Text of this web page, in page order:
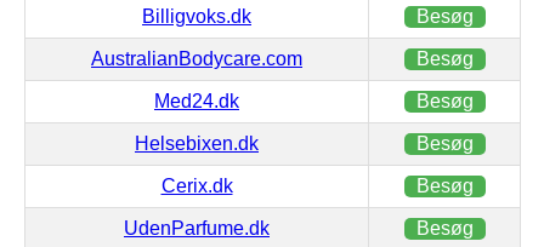
Billigvoks.dk Besøg
AustralianBodycare.com Besøg
Med24.dk Besøg
Helsebixen.dk Besøg
Cerix.dk Besøg
UdenParfume.dk Besøg